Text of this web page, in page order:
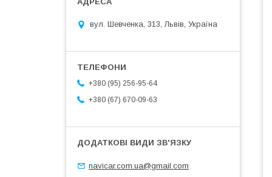
вул. Шевченка, 313, Львів, Україна
+380 (95) 256-95-64
+380 (67) 670-09-63
navicar.com.ua@gmail.com